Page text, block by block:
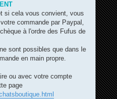
si cela vous convient, vous
commande par Paypal,
à l'ordre des Fufus de
sont possibles que dans le
en main propre.
ou avec votre compte
page